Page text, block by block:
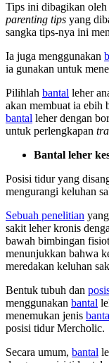
Tips ini dibagikan
parenting tips yang
sangka tips-nya ini
Ia juga menggunakan
ia gunakan untuk
Pilihlah bantal leher
akan membuat ia ebih
bantal leher dengan
untuk perlengkapan
Bantal leher
Posisi tidur yang
mengurangi keluhan
Sebuah penelitian
sakit leher kronis
bawah bimbingan
menunjukkan bahwa
meredakan keluhan
Bentuk tubuh dan
menggunakan bantal
menemukan jenis
posisi tidur Mercholic.
Secara umum, bantal